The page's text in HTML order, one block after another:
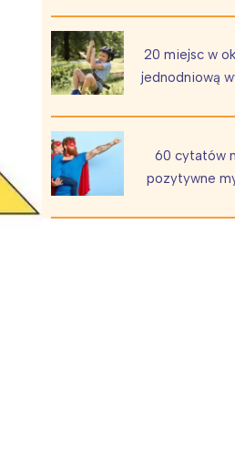
20 miejsc w
jednodniową
60 cytatów
pozytywne